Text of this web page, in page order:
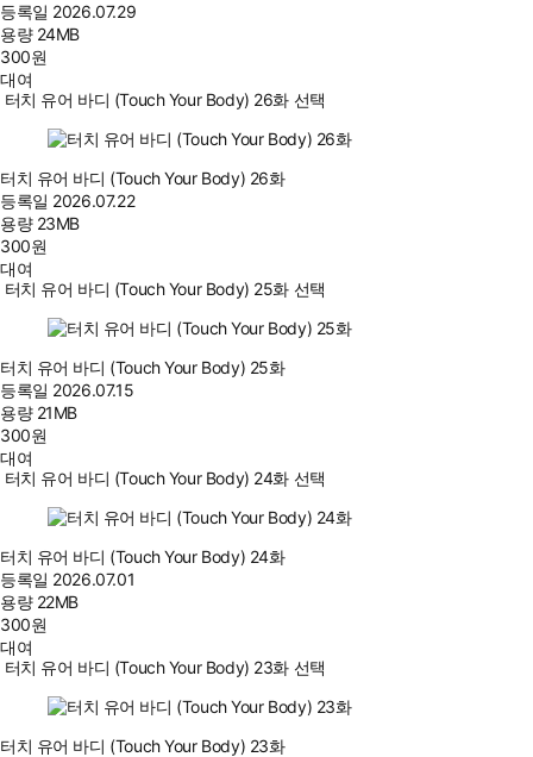
등록일 2026.07.29
용량 24MB
300원
대여
터치 유어 바디 (Touch Your Body) 26화 선택
터치 유어 바디 (Touch Your Body) 26화
등록일 2026.07.22
용량 23MB
300원
대여
터치 유어 바디 (Touch Your Body) 25화 선택
터치 유어 바디 (Touch Your Body) 25화
등록일 2026.07.15
용량 21MB
300원
대여
터치 유어 바디 (Touch Your Body) 24화 선택
터치 유어 바디 (Touch Your Body) 24화
등록일 2026.07.01
용량 22MB
300원
대여
터치 유어 바디 (Touch Your Body) 23화 선택
터치 유어 바디 (Touch Your Body) 23화